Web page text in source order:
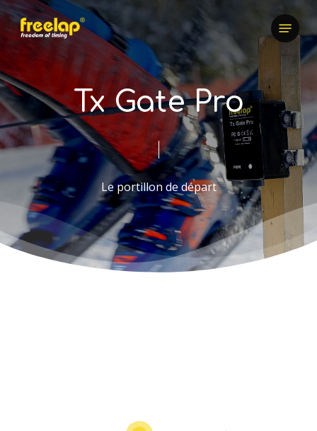
Skip
to
main
content
Menu
Tx Gate Pro
Le portillon de départ